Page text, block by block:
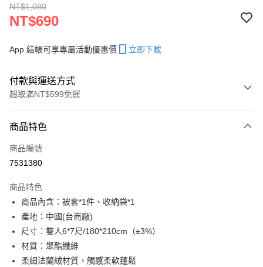
NT$1,080
NT$690
App 結帳可享專屬活動優惠價 立即下載
付款與運送方式
超取滿NT$599免運
信用卡一次付款
超商取貨付款
Apple Pay
街口支付
悠遊付
全盈+PAY
商品特色
商品編號
7531380
商品特色
商品內含：被套*1件、收納袋*1
產地：中國(台商廠)
尺寸：雙人6*7尺/180*210cm（±3%）
材質：聚酯纖維
柔細法蘭絨材質，觸感柔軟蓬鬆